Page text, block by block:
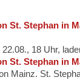
St. Stephan in
18 Uhr,
St. Stephan in
Mainz. St.